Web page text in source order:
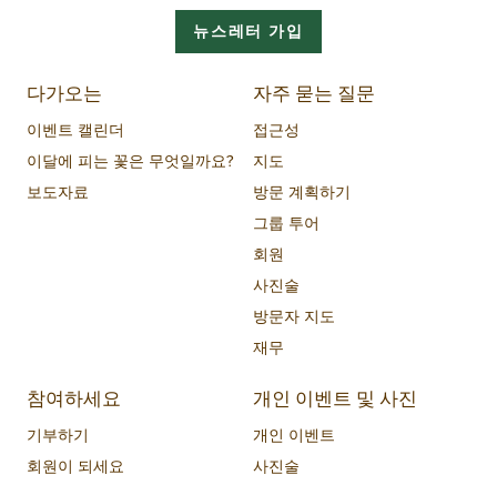
뉴스레터 가입
다가오는
이벤트 캘린더
이달에 피는 꽃은 무엇일까요?
보도자료
자주 묻는 질문
접근성
지도
방문 계획하기
그룹 투어
회원
사진술
방문자 지도
재무
참여하세요
기부하기
회원이 되세요
개인 이벤트 및 사진
개인 이벤트
사진술